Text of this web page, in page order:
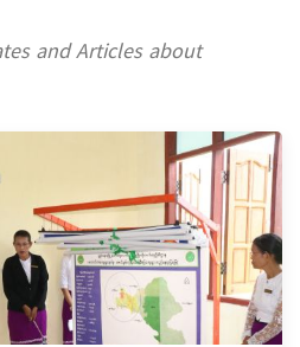
and Articles about